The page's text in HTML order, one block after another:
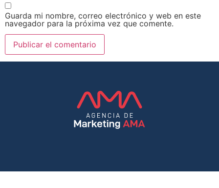
Guarda mi nombre, correo electrónico y web en este
navegador para la próxima vez que comente.